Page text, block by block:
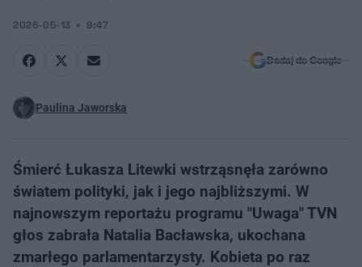
2026-05-13 9:47
Dodaj do Google
Paulina Jaworska
Śmierć Łukasza Litewki wstrząsnęła zarówno
światem polityki, jak i jego najbliższymi. W
najnowszym reportażu programu "Uwaga" TVN
głos zabrała Natalia Bacławska, ukochana
zmarłego parlamentarzysty. Kobieta po raz